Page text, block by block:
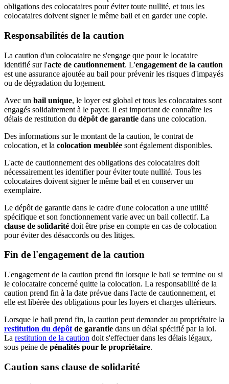
obligations des colocataires pour éviter toute nullité, et tous les
colocataires doivent signer le même bail et en garder une copie.
Responsabilités de la caution
La caution d'un colocataire ne s'engage que pour le locataire
identifié sur l'acte de cautionnement. L'engagement de la caution
est une assurance ajoutée au bail pour prévenir les risques d'impayés
ou de dégradation du logement.
Avec un bail unique, le loyer est global et tous les colocataires sont
engagés solidairement à le payer. Il est important de connaître les
délais de restitution du dépôt de garantie dans une colocation.
Des informations sur le montant de la caution, le contrat de
colocation, et la colocation meublée sont également disponibles.
L'acte de cautionnement des obligations des colocataires doit
nécessairement les identifier pour éviter toute nullité. Tous les
colocataires doivent signer le même bail et en conserver un
exemplaire.
Le dépôt de garantie dans le cadre d'une colocation a une utilité
spécifique et son fonctionnement varie avec un bail collectif. La
clause de solidarité doit être prise en compte en cas de colocation
pour éviter des désaccords ou des litiges.
Fin de l'engagement de la caution
L'engagement de la caution prend fin lorsque le bail se termine ou si
le colocataire concerné quitte la colocation. La responsabilité de la
caution prend fin à la date prévue dans l'acte de cautionnement, et
elle est libérée des obligations pour les loyers et charges ultérieurs.
Lorsque le bail prend fin, la caution peut demander au propriétaire la
restitution du dépôt de garantie dans un délai spécifié par la loi.
La restitution de la caution doit s'effectuer dans les délais légaux,
sous peine de pénalités pour le propriétaire.
Caution sans clause de solidarité